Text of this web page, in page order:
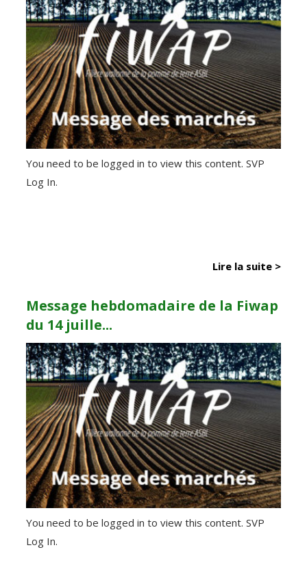
You need to be logged in to view this content. SVP
Log In.
Lire la suite >
Message hebdomadaire de la Fiwap
du 14 juille...
You need to be logged in to view this content. SVP
Log In.